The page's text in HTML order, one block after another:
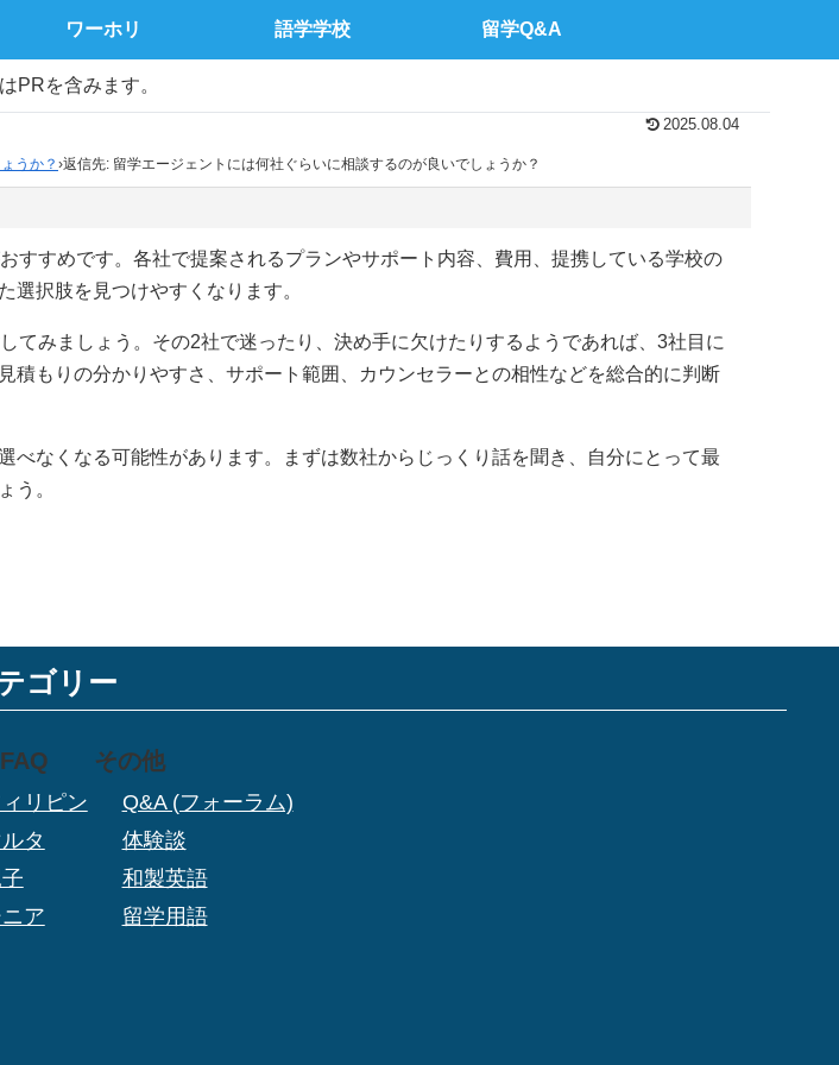
ワーホリ 語学学校 留学Q&A
PRを含みます。
2025.08.04
うか？ ›返信先: 留学エージェントには何社ぐらいに相談するのが良いでしょうか？
すすめです。各社で提案されるプランやサポート内容、費用、提携している学校の
選択肢を見つけやすくなります。
てみましょう。その2社で迷ったり、決め手に欠けたりするようであれば、3社目に
積もりの分かりやすさ、サポート範囲、カウンセラーとの相性などを総合的に判断
なくなる可能性があります。まずは数社からじっくり話を聞き、自分にとって最
う。
ゴリー
リピン
タ
ア
その他
Q&A (フォーラム)
体験談
和製英語
留学用語